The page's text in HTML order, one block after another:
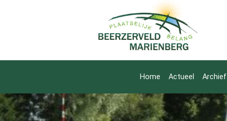
Home Actueel Archief